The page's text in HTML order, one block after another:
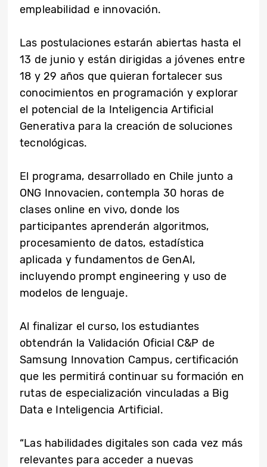
empleabilidad e innovación.
Las postulaciones estarán abiertas hasta el
13 de junio y están dirigidas a jóvenes entre
18 y 29 años que quieran fortalecer sus
conocimientos en programación y explorar
el potencial de la Inteligencia Artificial
Generativa para la creación de soluciones
tecnológicas.
El programa, desarrollado en Chile junto a
ONG Innovacien, contempla 30 horas de
clases online en vivo, donde los
participantes aprenderán algoritmos,
procesamiento de datos, estadística
aplicada y fundamentos de GenAI,
incluyendo prompt engineering y uso de
modelos de lenguaje.
Al finalizar el curso, los estudiantes
obtendrán la Validación Oficial C&P de
Samsung Innovation Campus, certificación
que les permitirá continuar su formación en
rutas de especialización vinculadas a Big
Data e Inteligencia Artificial.
“Las habilidades digitales son cada vez más
relevantes para acceder a nuevas